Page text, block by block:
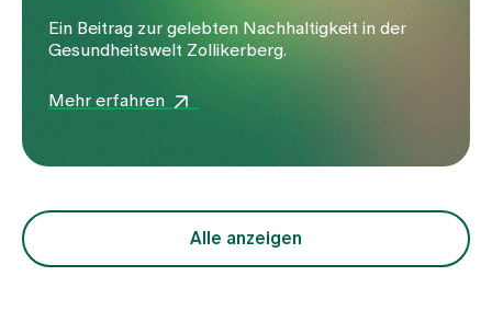
Ein Beitrag zur gelebten Nachhaltigkeit in der
Gesundheitswelt Zollikerberg.
Mehr erfahren
Alle anzeigen